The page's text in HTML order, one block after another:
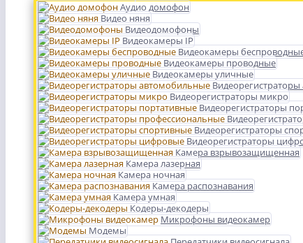
Аудио домофон
Видео няня
Видеодомофоны
Видеокамеры IP
Видеокамеры
Видеокамеры проводные
Видеокамеры уличные
Видеорегистраторы микро
Видеорегистраторы
Видеорегистраторы
Видеорегистраторы
Камера взрывозащищенная
Камера лазерная
Камера ночная
Камера распознавания
Камера умная
Кодеры-декодеры
Микрофоны видеокамер
Модемы